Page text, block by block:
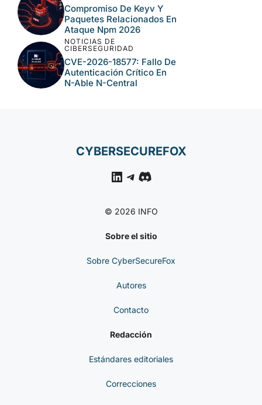
Compromiso De Keyv Y
Paquetes Relacionados En
Ataque Npm 2026
NOTICIAS DE
CIBERSEGURIDAD
CVE-2026-18577: Fallo De
Autenticación Crítico En
N-Able N-Central
CYBERSECUREFOX
LinkedIn
Telegram
Discord
© 2026 INFO
Sobre el sitio
Sobre CyberSecureFox
Autores
Contacto
Redacción
Estándares editoriales
Correcciones